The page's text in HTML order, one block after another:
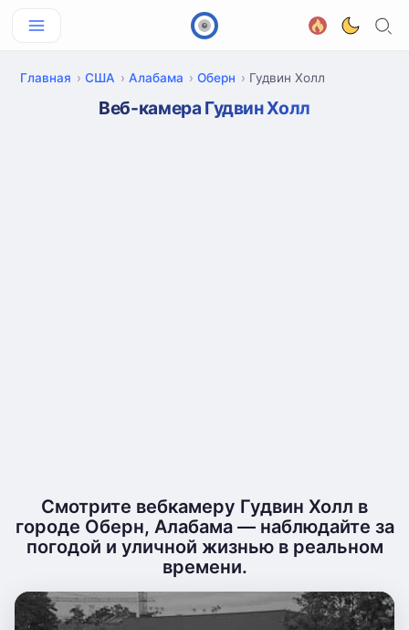
Главная США Алабама Оберн Гудвин Холл
Веб-камера Гудвин Холл
Смотрите вебкамеру Гудвин Холл в
городе Оберн, Алабама — наблюдайте за
погодой и уличной жизнью в реальном
времени.